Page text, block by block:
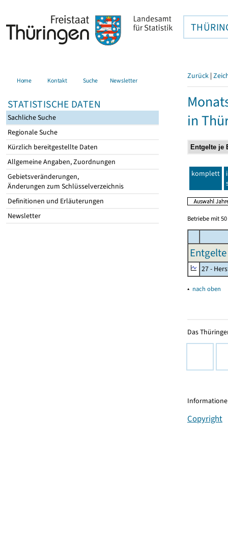
Home Kontakt Suche Newsletter
STATISTISCHE DATEN
Sachliche Suche
Regionale Suche
Kürzlich bereitgestellte Daten
Allgemeine Angaben, Zuordnungen
Gebietsveränderungen,
Änderungen zum Schlüsselverzeichnis
Definitionen und Erläuterungen
Newsletter
Zurück |
in
komplett
Betriebe mit
27 -
▴ nach oben
Das
Copyright